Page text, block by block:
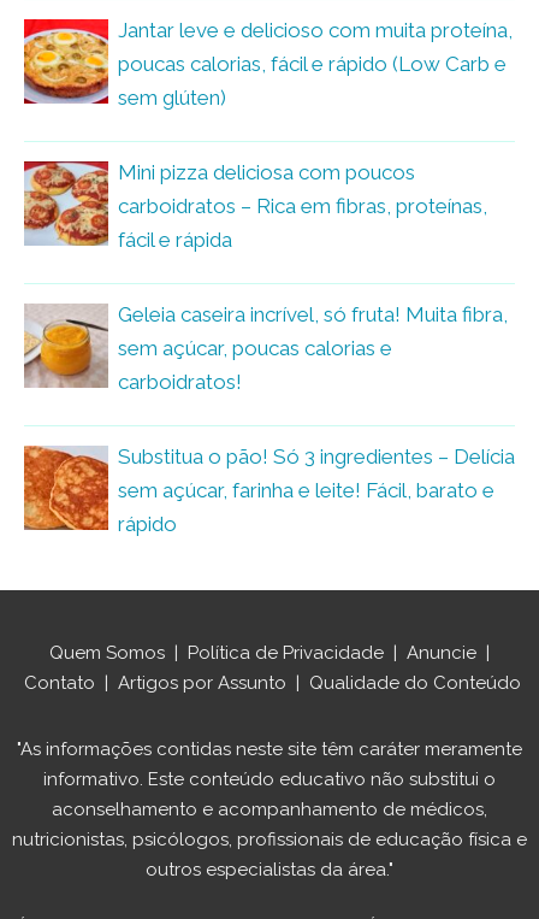
Jantar leve e delicioso com muita proteína,
poucas calorias, fácil e rápido (Low Carb e
sem glúten)
Mini pizza deliciosa com poucos
carboidratos – Rica em fibras, proteínas,
fácil e rápida
Geleia caseira incrível, só fruta! Muita fibra,
sem açúcar, poucas calorias e
carboidratos!
Substitua o pão! Só 3 ingredientes – Delícia
sem açúcar, farinha e leite! Fácil, barato e
rápido
Quem Somos | Política de Privacidade | Anuncie |
Contato | Artigos por Assunto | Qualidade do Conteúdo
"As informações contidas neste site têm caráter meramente
informativo. Este conteúdo educativo não substitui o
aconselhamento e acompanhamento de médicos,
nutricionistas, psicólogos, profissionais de educação física e
outros especialistas da área."